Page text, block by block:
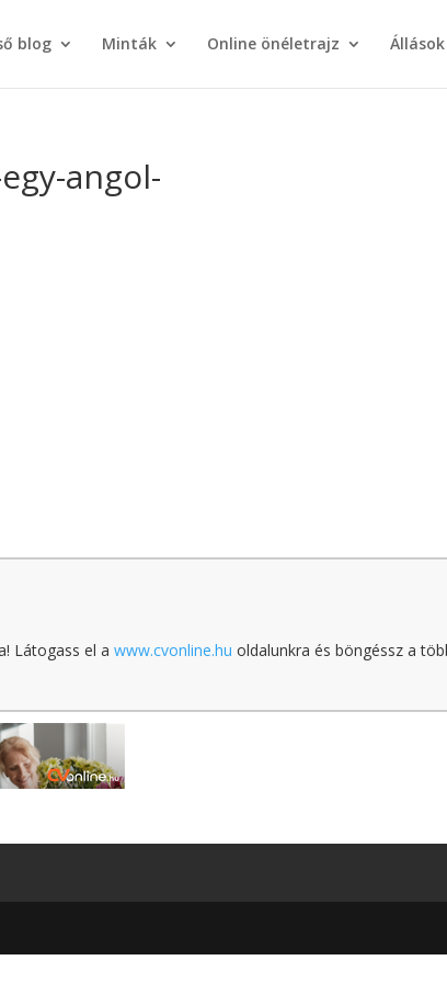
blog Minták Online önéletrajz Állások
angol-
Látogass el awww.cvonline.hu oldalunkra és böngéssz a